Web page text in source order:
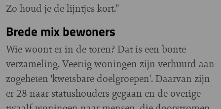
Zo houd je de lijntjes kort."
Brede mix bewoners
Wie woont er in de toren? Dat is een bonte
verzameling. Veertig woningen zijn verhuurd aan
zogeheten 'kwetsbare doelgroepen'. Daarvan zijn
er 28 naar statushouders gegaan en de overige